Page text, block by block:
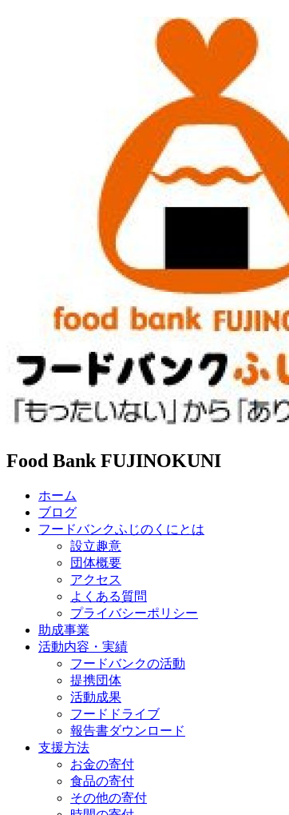
Food Bank FUJINOKUNI
ホーム
ブログ
フードバンクふじのくにとは
設立趣意
団体概要
アクセス
よくある質問
プライバシーポリシー
助成事業
活動内容・実績
フードバンクの活動
提携団体
活動成果
フードドライブ
報告書ダウンロード
支援方法
お金の寄付
食品の寄付
その他の寄付